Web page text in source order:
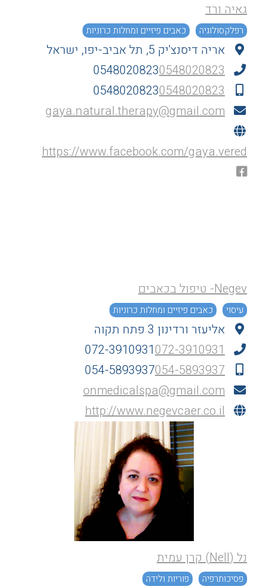
גאיה ורד
רפלקסולוגיה כאבים פיזיים ומחלות כרוניות
אריה דיסנצ'יק 5, תל אביב-יפו, ישראל
05480208230548020823
05480208230548020823
gaya.natural.therapy@gmail.com
https://www.facebook.com/gaya.vered
Negev- טיפול בכאבים
עיסוי כאבים פיזיים ומחלות כרוניות
אליעזר ורדינון 3 פתח תקוה
072-3910931072-3910931
054-5893937054-5893937
onmedicalspa@gmail.com
http://www.negevcaer.co.il
נל (Nell) קרן עמית
פסיכותרפיה פוריות ולידה